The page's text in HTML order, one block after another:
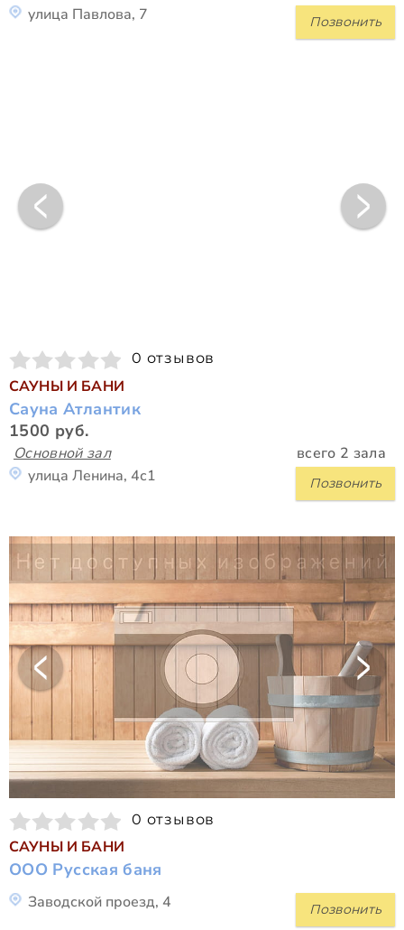
Позвонить
улица Павлова, 7
0 отзывов
САУНЫ И БАНИ
Сауна Атлантик
1500 руб.
Основной зал всего 2 зала
Позвонить
улица Ленина, 4с1
0 отзывов
САУНЫ И БАНИ
ООО Русская баня
Позвонить
Заводской проезд, 4